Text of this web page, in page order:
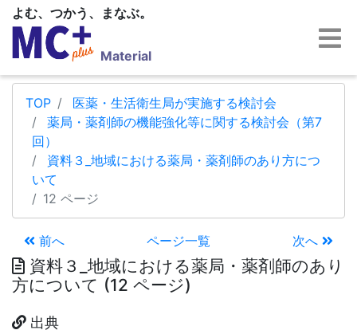
よむ、つかう、まなぶ。
Material
TOP
医薬・生活衛生局が実施する検討会
薬局・薬剤師の機能強化等に関する検討会（第7
回）
資料３_地域における薬局・薬剤師のあり方につ
いて
12 ページ
前へ ページ一覧 次へ
資料３_地域における薬局・薬剤師のあり
方について (12 ページ)
出典